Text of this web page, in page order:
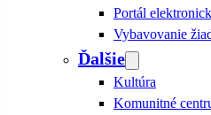
Portál
Vybavovanie
Ďalšie
Kultúra
Komunitné